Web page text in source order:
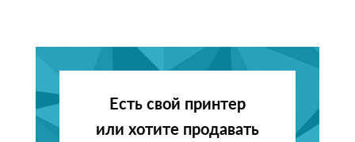
Есть свой принтер
или хотите продавать